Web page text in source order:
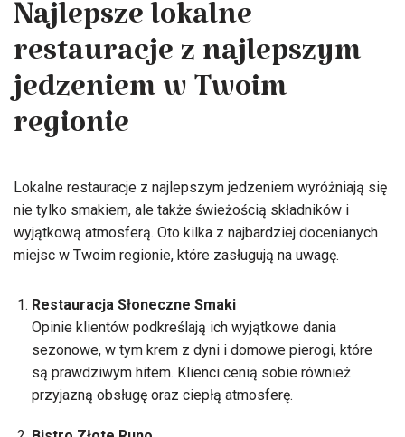
Najlepsze lokalne
restauracje z najlepszym
jedzeniem w Twoim
regionie
Lokalne restauracje z najlepszym jedzeniem wyróżniają się
nie tylko smakiem, ale także świeżością składników i
wyjątkową atmosferą. Oto kilka z najbardziej docenianych
miejsc w Twoim regionie, które zasługują na uwagę.
Restauracja Słoneczne Smaki
Opinie klientów podkreślają ich wyjątkowe dania
sezonowe, w tym krem z dyni i domowe pierogi, które
są prawdziwym hitem. Klienci cenią sobie również
przyjazną obsługę oraz ciepłą atmosferę.